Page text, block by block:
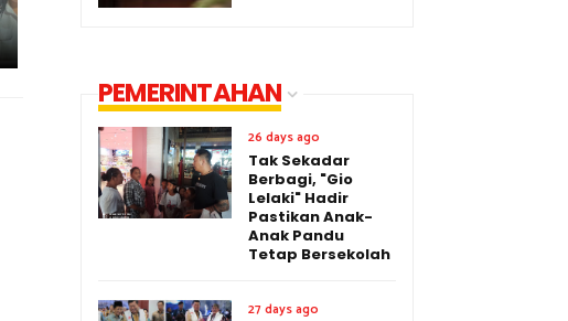
PEMERINTAHAN
26 days ago
Tak Sekadar
Berbagi, "Gio
Lelaki" Hadir
Pastikan Anak-
Anak Pandu
Tetap Bersekolah
27 days ago